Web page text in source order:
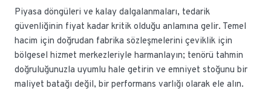
Piyasa döngüleri ve kalay dalgalanmaları, tedarik
güvenliğinin fiyat kadar kritik olduğu anlamına gelir. Temel
hacim için doğrudan fabrika sözleşmelerini çeviklik için
bölgesel hizmet merkezleriyle harmanlayın; tenörü tahmin
doğruluğunuzla uyumlu hale getirin ve emniyet stoğunu bir
maliyet batağı değil, bir performans varlığı olarak ele alın.